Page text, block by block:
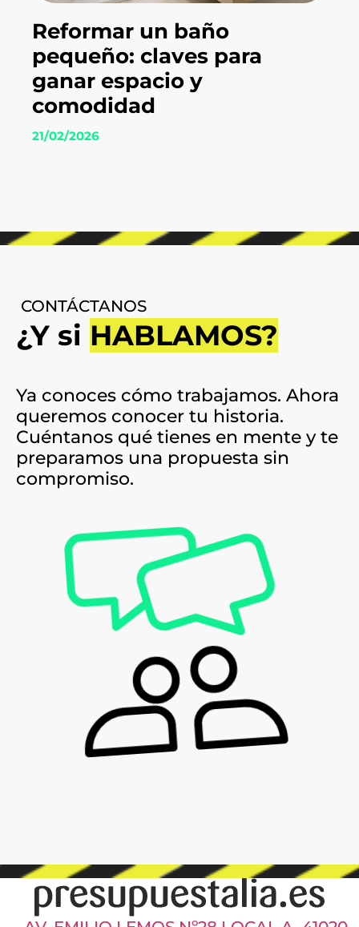
Reformar un baño
pequeño: claves para
ganar espacio y
comodidad
21/02/2026
CONTÁCTANOS
¿Y si HABLAMOS?
Ya conoces cómo trabajamos. Ahora
queremos conocer tu historia.
Cuéntanos qué tienes en mente y te
preparamos una propuesta sin
compromiso.